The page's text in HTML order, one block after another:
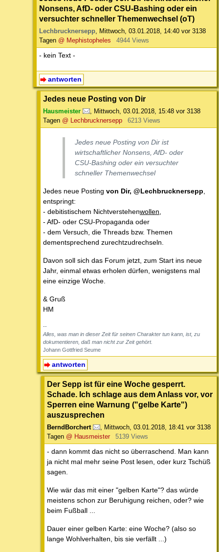
Nonsens, AfD- oder CSU-Bashing oder ein
versuchter schneller Themenwechsel (oT)
Lechbrucknersepp, Mittwoch, 03.01.2018, 14:40 vor 3138
Tagen @ Mephistopheles 4944 Views
- kein Text -
antworten
Jedes neue Posting von Dir
Hausmeister , Mittwoch, 03.01.2018, 15:48 vor 3138
Tagen @ Lechbrucknersepp 6213 Views
Jedes neue Posting von Dir ist
wirtschaftlicher Nonsens, AfD- oder
CSU-Bashing oder ein versuchter
schneller Themenwechsel
Jedes neue Posting von Dir, @Lechbrucknersepp,
entspringt:
- debitistischem Nichtverstehenwollen,
- AfD- oder CSU-Propaganda oder
- dem Versuch, die Threads bzw. Themen
dementsprechend zurechtzudrechseln.
Davon soll sich das Forum jetzt, zum Start ins neue
Jahr, einmal etwas erholen dürfen, wenigstens mal
eine einzige Woche.
& Gruß
HM
--
Alles, was man in dieser Zeit für seinen Charakter tun kann, ist, zu
dokumentieren, daß man nicht zur Zeit gehört.
Johann Gottfried Seume
antworten
Der Sepp ist für eine Woche gesperrt.
Schade. Ich schlage aus dem Anlass vor, vor
Sperren eine Warnung ("gelbe Karte")
auszusprechen
BerndBorchert , Mittwoch, 03.01.2018, 18:41 vor 3138
Tagen @ Hausmeister 5139 Views
- dann kommt das nicht so überraschend. Man kann
ja nicht mal mehr seine Post lesen, oder kurz Tschüß
sagen.
Wie wär das mit einer "gelben Karte"? das würde
meistens schon zur Beruhigung reichen, oder? wie
beim Fußball ...
Dauer einer gelben Karte: eine Woche? (also so
lange Wohlverhalten, bis sie verfällt ...)